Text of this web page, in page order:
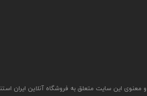
معنوی این سایت متعلق به فروشگاه آنلاین ایران